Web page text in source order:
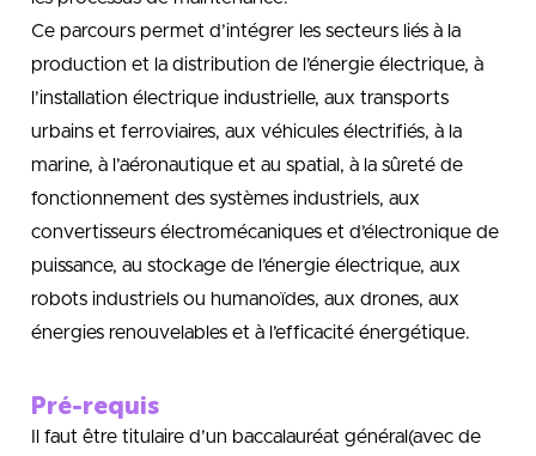
Ce parcours permet d’intégrer les secteurs liés à la
production et la distribution de l’énergie électrique, à
l’installation électrique industrielle, aux transports
urbains et ferroviaires, aux véhicules électrifiés, à la
marine, à l’aéronautique et au spatial, à la sûreté de
fonctionnement des systèmes industriels, aux
convertisseurs électromécaniques et d’électronique de
puissance, au stockage de l’énergie électrique, aux
robots industriels ou humanoïdes, aux drones, aux
énergies renouvelables et à l’efficacité énergétique.
Pré-requis
Il faut être titulaire d’un baccalauréat général(avec de